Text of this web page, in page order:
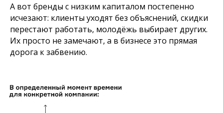
А вот бренды с низким капиталом постепенно
исчезают: клиенты уходят без объяснений, скидки
перестают работать, молодёжь выбирает других.
Их просто не замечают, а в бизнесе это прямая
дорога к забвению.